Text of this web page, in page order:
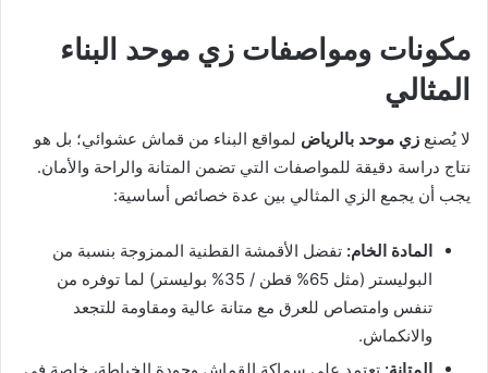
مكونات ومواصفات زي موحد البناء
المثالي
لا يُصنع زي موحد بالرياض لمواقع البناء من قماش عشوائي؛ بل هو
نتاج دراسة دقيقة للمواصفات التي تضمن المتانة والراحة والأمان.
يجب أن يجمع الزي المثالي بين عدة خصائص أساسية:
المادة الخام: تفضل الأقمشة القطنية الممزوجة بنسبة من
البوليستر (مثل 65% قطن / 35% بوليستر) لما توفره من
تنفس وامتصاص للعرق مع متانة عالية ومقاومة للتجعد
والانكماش.